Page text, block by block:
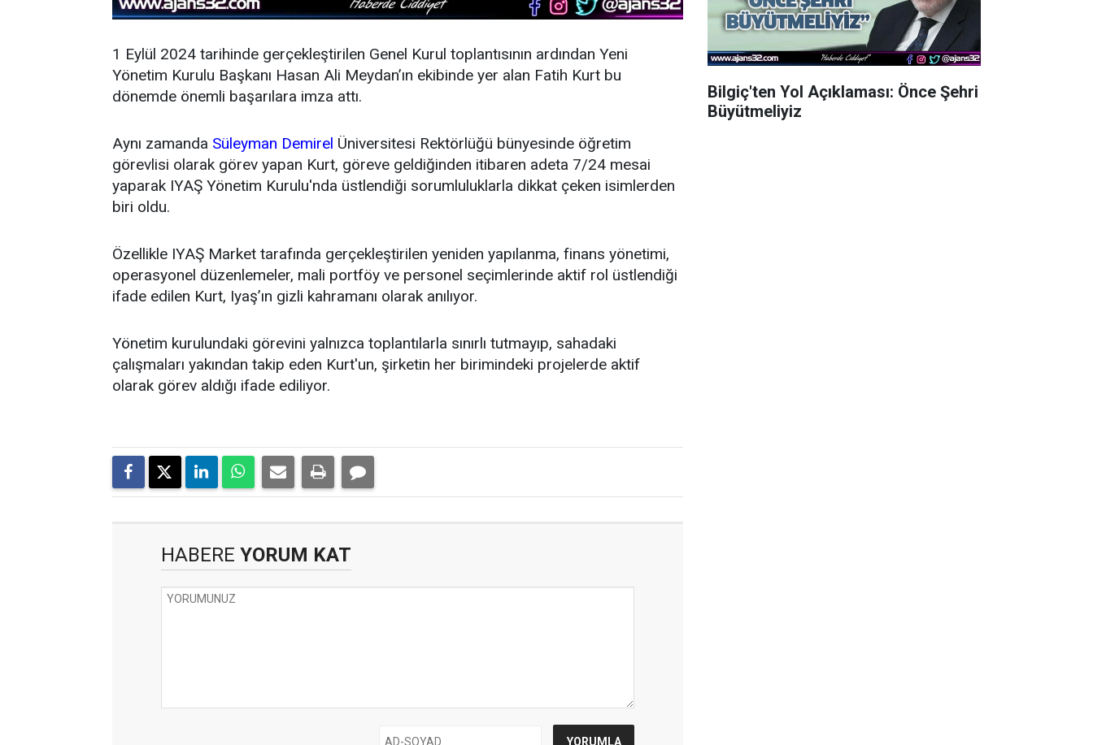
1 Eylül 2024 tarihinde gerçekleştirilen Genel Kurul toplantısının ardından Yeni
Yönetim Kurulu Başkanı Hasan Ali Meydan’ın ekibinde yer alan Fatih Kurt bu
dönemde önemli başarılara imza attı.
Aynı zamanda Süleyman Demirel Üniversitesi Rektörlüğü bünyesinde öğretim
görevlisi olarak görev yapan Kurt, göreve geldiğinden itibaren adeta 7/24 mesai
yaparak IYAŞ Yönetim Kurulu'nda üstlendiği sorumluluklarla dikkat çeken isimlerden
biri oldu.
Özellikle IYAŞ Market tarafında gerçekleştirilen yeniden yapılanma, finans yönetimi,
operasyonel düzenlemeler, mali portföy ve personel seçimlerinde aktif rol üstlendiği
ifade edilen Kurt, Iyaş’ın gizli kahramanı olarak anılıyor.
Yönetim kurulundaki görevini yalnızca toplantılarla sınırlı tutmayıp, sahadaki
çalışmaları yakından takip eden Kurt'un, şirketin her birimindeki projelerde aktif
olarak görev aldığı ifade ediliyor.
HABERE YORUM KAT
Bilgiç'ten Yol Açıklaması: Önce Şehri
Büyütmeliyiz